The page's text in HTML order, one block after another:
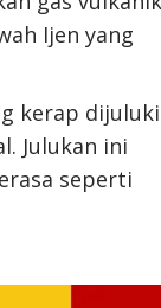
Ijen yang
kerap dijuluki
Julukan ini
seperti